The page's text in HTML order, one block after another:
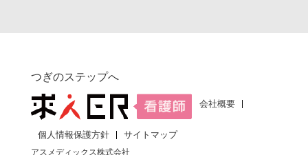
つぎのステップへ
会社概要
個人情報保護方針
サイトマップ
アスメディックス株式会社